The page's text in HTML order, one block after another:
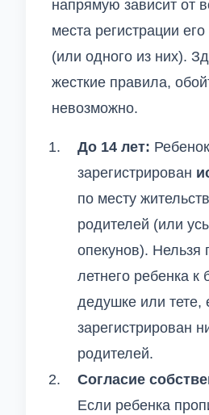
напрямую зависит от
места регистрации
(или одного из них).
жесткие правила,
невозможно.
До 14 лет:
зарегистрирован
по месту
родителей (или
опекунов). Нельзя
летнего ребенка к
дедушке или тете,
зарегистрирован
родителей.
Согласие
Если ребенка